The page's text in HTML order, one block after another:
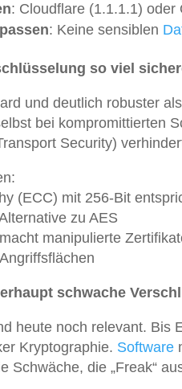
: Cloudflare (1.1.1.1)
: Keine sensiblen
so viel
und deutlich robuster
bei kompromittierten
Security)
(ECC) mit 256-Bit
zu AES
manipulierte
schwache
heute noch relevant. Bis
Kryptographie. Software
Schwäche, die „Freak“